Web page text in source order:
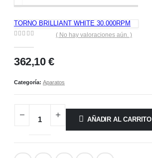
TORNO BRILLIANT WHITE 30.000RPM
( No hay valoraciones aún. )
362,10 €
Categoría: Aparatos
AÑADIR AL CARRITO